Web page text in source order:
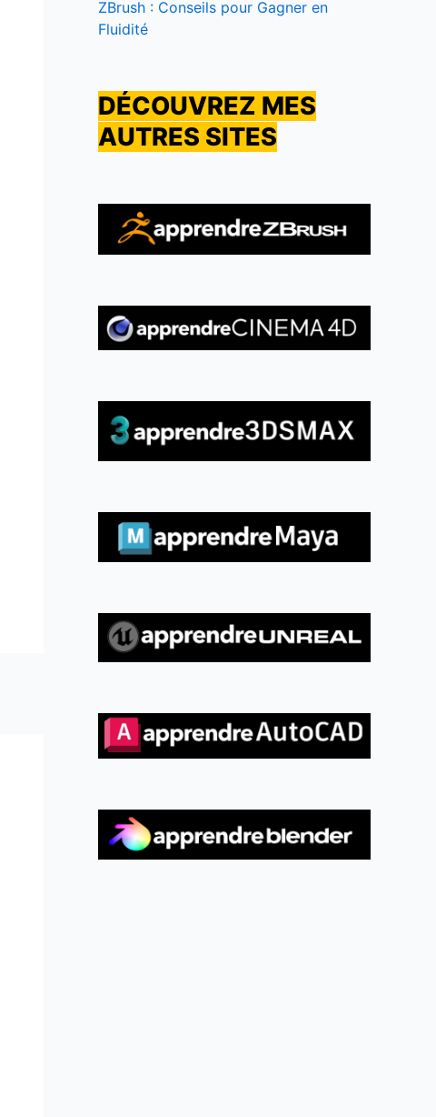
ZBrush : Conseils pour Gagner en
Fluidité
DÉCOUVREZ MES
AUTRES SITES